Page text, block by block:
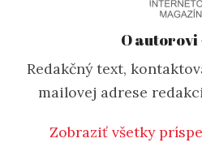
O autorovi
Redakčný text,
mailovej adrese
Zobraziť všetky